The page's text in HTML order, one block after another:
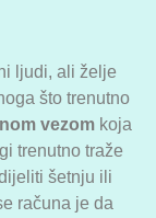
ljudi, ali želje
što trenutno
vezomkoja
trenutno traže
šetnju ili
računa je da